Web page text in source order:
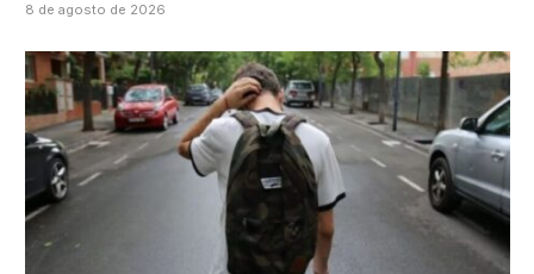
8 de agosto de 2026